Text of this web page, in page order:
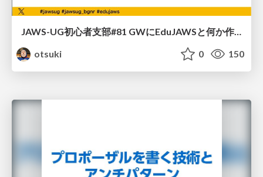
JAWS-UG初心者支部#81 GWにEduJAWSと何か作ろうもくもく会！
otsuki
0 150